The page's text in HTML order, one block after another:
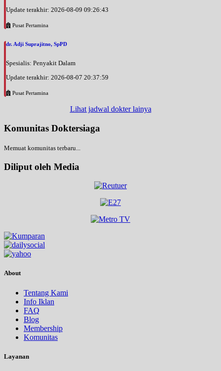
Update terakhir: 2026-08-09 09:26:43
Pusat Pertamina
dr. Adji Suprajitno, SpPD
Spesialis: Penyakit Dalam
Update terakhir: 2026-08-07 20:37:59
Pusat Pertamina
Lihat jadwal dokter lainya
Komunitas Doktersiaga
Memuat komunitas terbaru...
Diliput oleh Media
About
Tentang Kami
Info Iklan
FAQ
Blog
Membership
Komunitas
Layanan